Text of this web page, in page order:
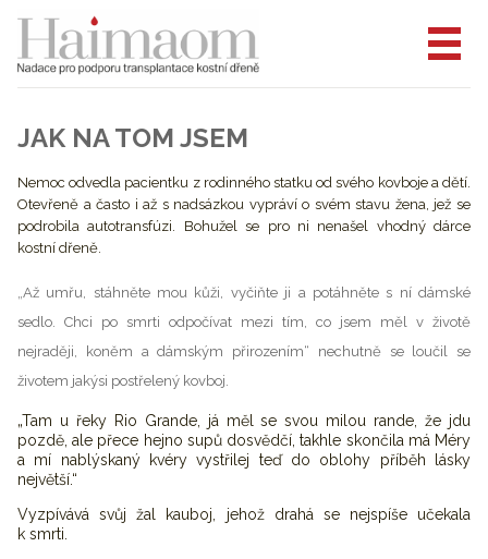
JAK NA TOM JSEM
Nemoc odvedla pacientku z rodinného statku od svého kovboje a dětí.
Otevřeně a často i až s nadsázkou vypráví o svém stavu žena, jež se
podrobila autotransfúzi. Bohužel se pro ni nenašel vhodný dárce
kostní dřeně.
„Až umřu, stáhněte mou kůži, vyčiňte ji a potáhněte s ní dámské
sedlo. Chci po smrti odpočívat mezi tím, co jsem měl v životě
nejraději, koněm a dámským přirozením“ nechutně se loučil se
životem jakýsi postřelený kovboj.
„Tam u řeky Rio Grande, já měl se svou milou rande, že jdu
pozdě, ale přece hejno supů dosvědčí, takhle skončila má Méry
a mí nablýskaný kvéry vystřilej teď do oblohy příběh lásky
největší.“
Vyzpívává svůj žal kauboj, jehož drahá se nejspíše učekala
k smrti.